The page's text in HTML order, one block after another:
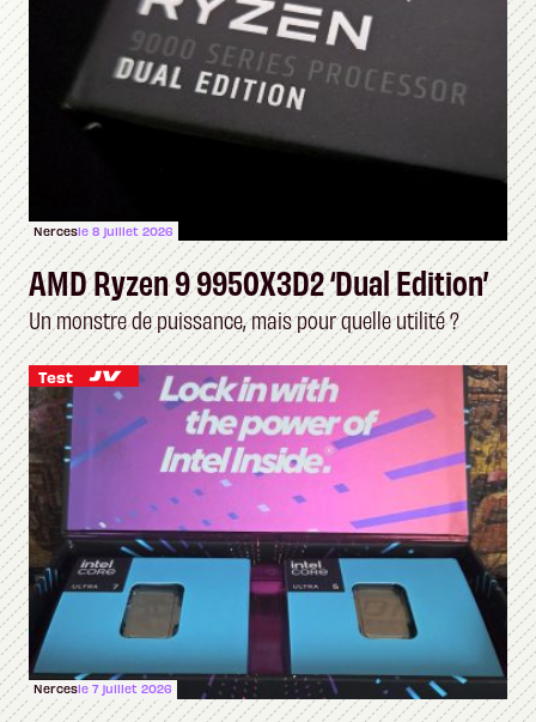
Nercesle 8 juillet 2026
AMD Ryzen 9 9950X3D2 ‘Dual Edition’
Un monstre de puissance, mais pour quelle utilité ?
Test
Nercesle 7 juillet 2026